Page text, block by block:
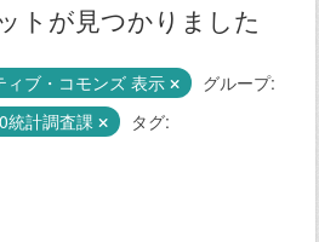
トが見つかりました
ィブ・コモンズ 表示
グループ:
統計調査課
タグ: